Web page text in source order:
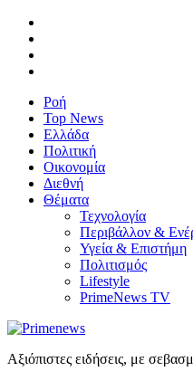
Ροή
Top News
Ελλάδα
Πολιτική
Οικονομία
Διεθνή
Θέματα
Τεχνολογία
Περιβάλλον &
Υγεία & Επιστήμη
Πολιτισμός
Lifestyle
PrimeNews TV
Αξιόπιστες ειδήσεις, με